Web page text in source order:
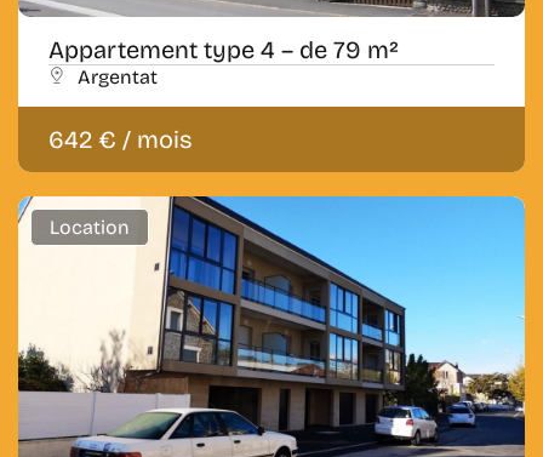
Appartement type 4 – de 79 m²
Argentat
642 € / mois
Location